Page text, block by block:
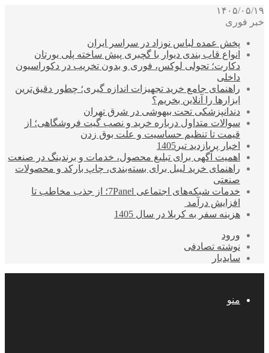
۱۴۰۵/۰۵/۱۹
خبر فوری
پخش عمده لباس نوزاد در سراسر ایران
انواع قاب بندی دیوار با گچبری پیش ساخته پلی یورتان
دکارت؛ تحولی لوکس، فوری و بدون تخریب در دکوراسیون
داخلی
راهنمای جامع خرید تجهیزات اندازه گیری؛ چطور دقیق‌ترین
ابزارها را آنلاین بخریم؟
دندانپزشکی تحت بیهوشی در شرق تهران
سوالات متداول درباره خرید و نصب گیت فروشگاهی؛ از
قیمت تا تنظیم حساسیت و علت بوق زدن
اخبار پربازدید تیر1405
اهمیت آگهی برای تبلیغ محصول، خدمات و برندینگ در صنعت
راهنمای خرید لیبل برای بسته‌بندی، چاپ بارکد و محصولات
صنعتی
خدمات شبکه‌های اجتماعی 7Panel؛ از جذب مخاطب تا
افزایش درآمد
هزینه سفر به کربلا در سال 1405
ورود
نوشته تصادفی
سایدبار
منو